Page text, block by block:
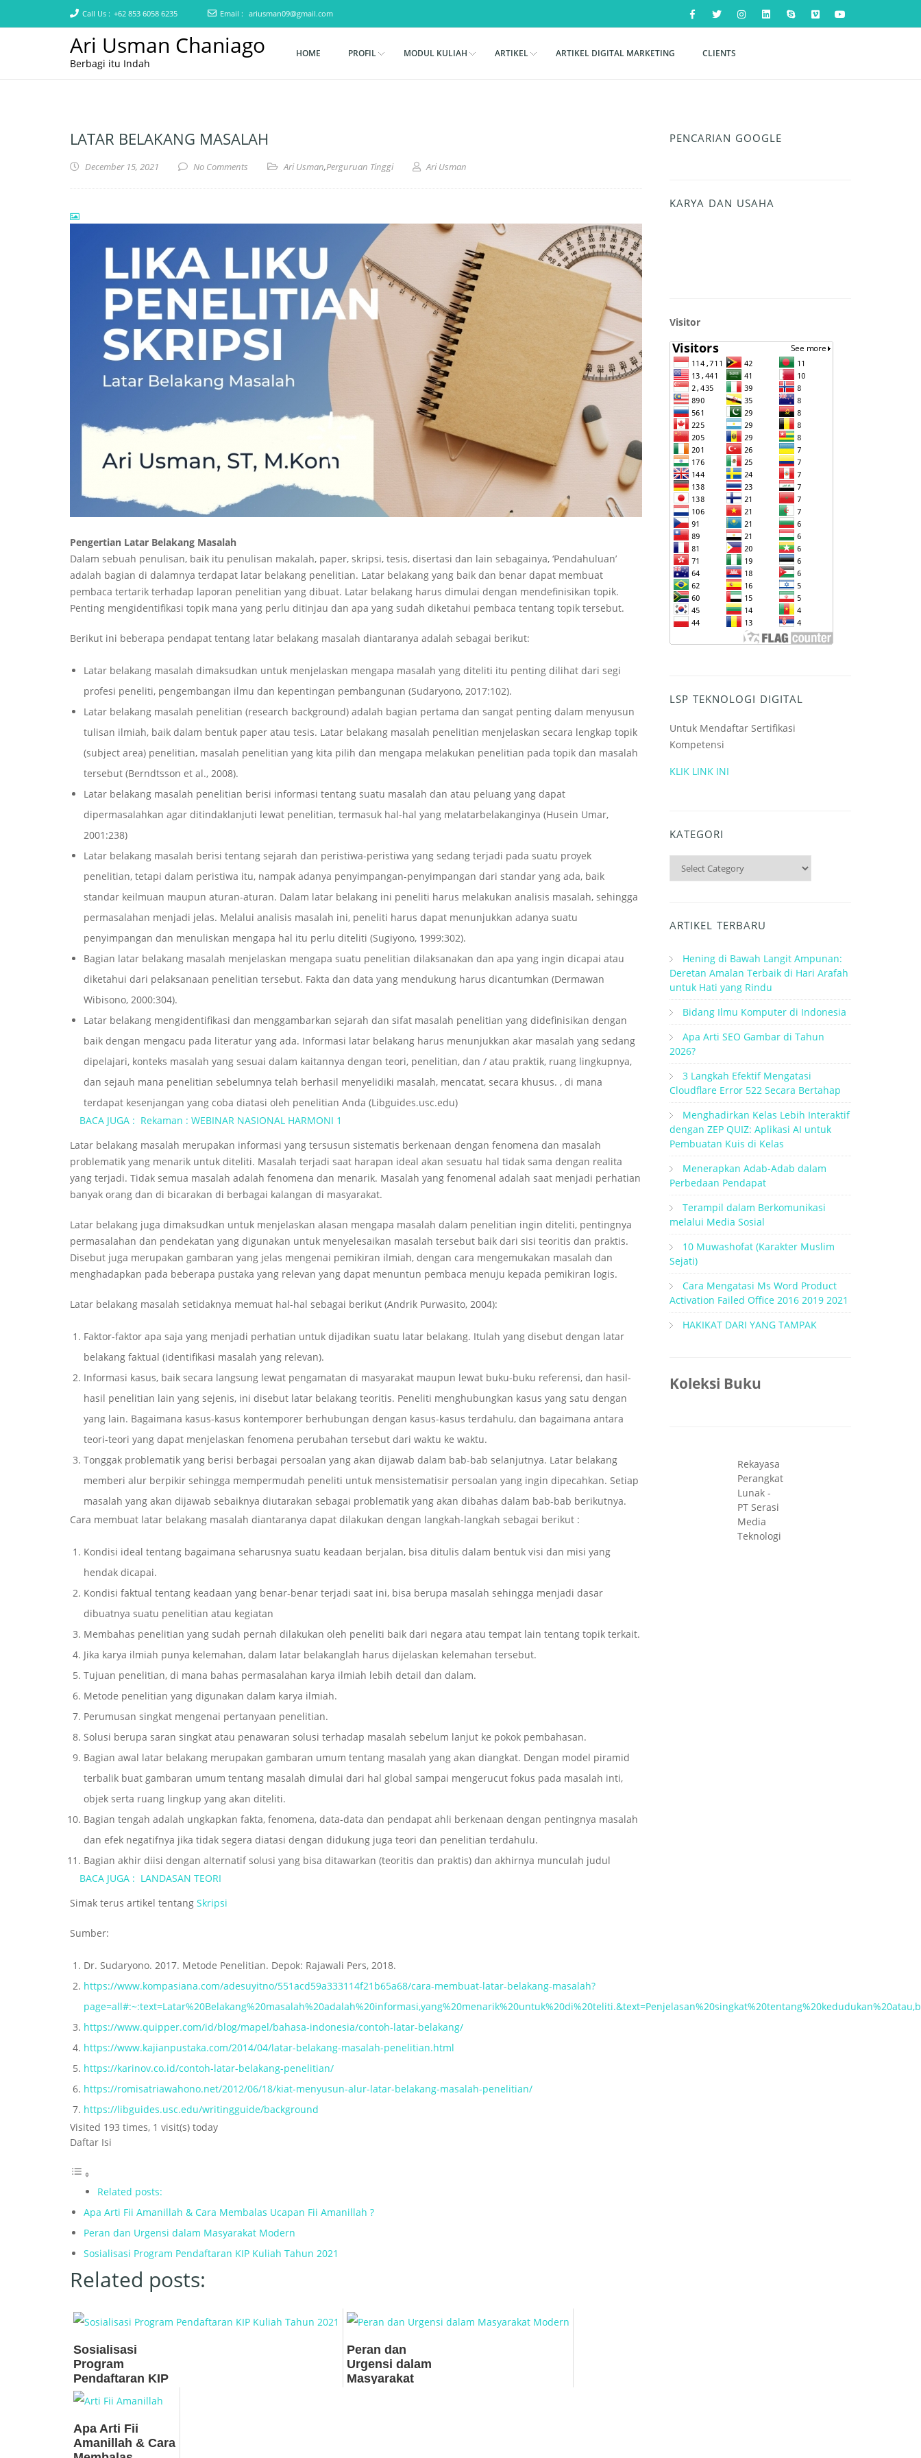
Call Us : +62 853 6058 6235 Email : ariusman09@gmail.com
Ari Usman Chaniago
Berbagi itu Indah
HOME PROFIL MODUL KULIAH ARTIKEL ARTIKEL DIGITAL MARKETING CLIENTS
LATAR BELAKANG MASALAH
December 15, 2021 No Comments Ari Usman,Perguruan Tinggi Ari Usman
Pengertian Latar Belakang Masalah
Dalam sebuah penulisan, baik itu penulisan makalah, paper, skripsi, tesis, disertasi dan lain sebagainya, ‘Pendahuluan’
adalah bagian di dalamnya terdapat latar belakang penelitian. Latar belakang yang baik dan benar dapat membuat
pembaca tertarik terhadap laporan penelitian yang dibuat. Latar belakang harus dimulai dengan mendefinisikan topik.
Penting mengidentifikasi topik mana yang perlu ditinjau dan apa yang sudah diketahui pembaca tentang topik tersebut.
Berikut ini beberapa pendapat tentang latar belakang masalah diantaranya adalah sebagai berikut:
Latar belakang masalah dimaksudkan untuk menjelaskan mengapa masalah yang diteliti itu penting dilihat dari segi
profesi peneliti, pengembangan ilmu dan kepentingan pembangunan (Sudaryono, 2017:102).
Latar belakang masalah penelitian (research background) adalah bagian pertama dan sangat penting dalam menyusun
tulisan ilmiah, baik dalam bentuk paper atau tesis. Latar belakang masalah penelitian menjelaskan secara lengkap topik
(subject area) penelitian, masalah penelitian yang kita pilih dan mengapa melakukan penelitian pada topik dan masalah
tersebut (Berndtsson et al., 2008).
Latar belakang masalah penelitian berisi informasi tentang suatu masalah dan atau peluang yang dapat
dipermasalahkan agar ditindaklanjuti lewat penelitian, termasuk hal-hal yang melatarbelakanginya (Husein Umar,
2001:238)
Latar belakang masalah berisi tentang sejarah dan peristiwa-peristiwa yang sedang terjadi pada suatu proyek
penelitian, tetapi dalam peristiwa itu, nampak adanya penyimpangan-penyimpangan dari standar yang ada, baik
standar keilmuan maupun aturan-aturan. Dalam latar belakang ini peneliti harus melakukan analisis masalah, sehingga
permasalahan menjadi jelas. Melalui analisis masalah ini, peneliti harus dapat menunjukkan adanya suatu
penyimpangan dan menuliskan mengapa hal itu perlu diteliti (Sugiyono, 1999:302).
Bagian latar belakang masalah menjelaskan mengapa suatu penelitian dilaksanakan dan apa yang ingin dicapai atau
diketahui dari pelaksanaan penelitian tersebut. Fakta dan data yang mendukung harus dicantumkan (Dermawan
Wibisono, 2000:304).
Latar belakang mengidentifikasi dan menggambarkan sejarah dan sifat masalah penelitian yang didefinisikan dengan
baik dengan mengacu pada literatur yang ada. Informasi latar belakang harus menunjukkan akar masalah yang sedang
dipelajari, konteks masalah yang sesuai dalam kaitannya dengan teori, penelitian, dan / atau praktik, ruang lingkupnya,
dan sejauh mana penelitian sebelumnya telah berhasil menyelidiki masalah, mencatat, secara khusus. , di mana
terdapat kesenjangan yang coba diatasi oleh penelitian Anda (Libguides.usc.edu)
BACA JUGA : Rekaman : WEBINAR NASIONAL HARMONI 1
Latar belakang masalah merupakan informasi yang tersusun sistematis berkenaan dengan fenomena dan masalah
problematik yang menarik untuk diteliti. Masalah terjadi saat harapan ideal akan sesuatu hal tidak sama dengan realita
yang terjadi. Tidak semua masalah adalah fenomena dan menarik. Masalah yang fenomenal adalah saat menjadi perhatian
banyak orang dan di bicarakan di berbagai kalangan di masyarakat.
Latar belakang juga dimaksudkan untuk menjelaskan alasan mengapa masalah dalam penelitian ingin diteliti, pentingnya
permasalahan dan pendekatan yang digunakan untuk menyelesaikan masalah tersebut baik dari sisi teoritis dan praktis.
Disebut juga merupakan gambaran yang jelas mengenai pemikiran ilmiah, dengan cara mengemukakan masalah dan
menghadapkan pada beberapa pustaka yang relevan yang dapat menuntun pembaca menuju kepada pemikiran logis.
Latar belakang masalah setidaknya memuat hal-hal sebagai berikut (Andrik Purwasito, 2004):
Faktor-faktor apa saja yang menjadi perhatian untuk dijadikan suatu latar belakang. Itulah yang disebut dengan latar
belakang faktual (identifikasi masalah yang relevan).
Informasi kasus, baik secara langsung lewat pengamatan di masyarakat maupun lewat buku-buku referensi, dan hasil-
hasil penelitian lain yang sejenis, ini disebut latar belakang teoritis. Peneliti menghubungkan kasus yang satu dengan
yang lain. Bagaimana kasus-kasus kontemporer berhubungan dengan kasus-kasus terdahulu, dan bagaimana antara
teori-teori yang dapat menjelaskan fenomena perubahan tersebut dari waktu ke waktu.
Tonggak problematik yang berisi berbagai persoalan yang akan dijawab dalam bab-bab selanjutnya. Latar belakang
memberi alur berpikir sehingga mempermudah peneliti untuk mensistematisir persoalan yang ingin dipecahkan. Setiap
masalah yang akan dijawab sebaiknya diutarakan sebagai problematik yang akan dibahas dalam bab-bab berikutnya.
Cara membuat latar belakang masalah diantaranya dapat dilakukan dengan langkah-langkah sebagai berikut :
Kondisi ideal tentang bagaimana seharusnya suatu keadaan berjalan, bisa ditulis dalam bentuk visi dan misi yang
hendak dicapai.
Kondisi faktual tentang keadaan yang benar-benar terjadi saat ini, bisa berupa masalah sehingga menjadi dasar
dibuatnya suatu penelitian atau kegiatan
Membahas penelitian yang sudah pernah dilakukan oleh peneliti baik dari negara atau tempat lain tentang topik terkait.
Jika karya ilmiah punya kelemahan, dalam latar belakanglah harus dijelaskan kelemahan tersebut.
Tujuan penelitian, di mana bahas permasalahan karya ilmiah lebih detail dan dalam.
Metode penelitian yang digunakan dalam karya ilmiah.
Perumusan singkat mengenai pertanyaan penelitian.
Solusi berupa saran singkat atau penawaran solusi terhadap masalah sebelum lanjut ke pokok pembahasan.
Bagian awal latar belakang merupakan gambaran umum tentang masalah yang akan diangkat. Dengan model piramid
terbalik buat gambaran umum tentang masalah dimulai dari hal global sampai mengerucut fokus pada masalah inti,
objek serta ruang lingkup yang akan diteliti.
Bagian tengah adalah ungkapkan fakta, fenomena, data-data dan pendapat ahli berkenaan dengan pentingnya masalah
dan efek negatifnya jika tidak segera diatasi dengan didukung juga teori dan penelitian terdahulu.
Bagian akhir diisi dengan alternatif solusi yang bisa ditawarkan (teoritis dan praktis) dan akhirnya munculah judul
BACA JUGA : LANDASAN TEORI
Simak terus artikel tentang Skripsi
Sumber:
Dr. Sudaryono. 2017. Metode Penelitian. Depok: Rajawali Pers, 2018.
https://www.kompasiana.com/adesuyitno/551acd59a333114f21b65a68/cara-membuat-latar-belakang-masalah?
https://www.quipper.com/id/blog/mapel/bahasa-indonesia/contoh-latar-belakang/
https://www.kajianpustaka.com/2014/04/latar-belakang-masalah-penelitian.html
https://karinov.co.id/contoh-latar-belakang-penelitian/
https://romisatriawahono.net/2012/06/18/kiat-menyusun-alur-latar-belakang-masalah-penelitian/
https://libguides.usc.edu/writingguide/background
Visited 193 times, 1 visit(s) today
Daftar Isi
Related posts:
Apa Arti Fii Amanillah & Cara Membalas Ucapan Fii Amanillah ?
Peran dan Urgensi dalam Masyarakat Modern
Sosialisasi Program Pendaftaran KIP Kuliah Tahun 2021
Related posts:
Sosialisasi
Program
Pendaftaran KIP
Kuliah Tahun
2021
Peran dan
Urgensi dalam
Masyarakat
Apa Arti Fii
Amanillah & Cara
PENCARIAN GOOGLE
KARYA DAN USAHA
Visitor
LSP TEKNOLOGI DIGITAL
Untuk Mendaftar Sertifikasi
Kompetensi
KLIK LINK INI
KATEGORI
Kategori
ARTIKEL TERBARU
Hening di Bawah Langit Ampunan:
Deretan Amalan Terbaik di Hari Arafah
untuk Hati yang Rindu
Bidang Ilmu Komputer di Indonesia
Apa Arti SEO Gambar di Tahun
2026?
3 Langkah Efektif Mengatasi
Cloudflare Error 522 Secara Bertahap
Menghadirkan Kelas Lebih Interaktif
dengan ZEP QUIZ: Aplikasi AI untuk
Pembuatan Kuis di Kelas
Menerapkan Adab-Adab dalam
Perbedaan Pendapat
Terampil dalam Berkomunikasi
melalui Media Sosial
10 Muwashofat (Karakter Muslim
Sejati)
Cara Mengatasi Ms Word Product
Activation Failed Office 2016 2019 2021
HAKIKAT DARI YANG TAMPAK
Koleksi Buku
Rekayasa
Perangkat
Lunak -
PT Serasi
Media
Teknologi